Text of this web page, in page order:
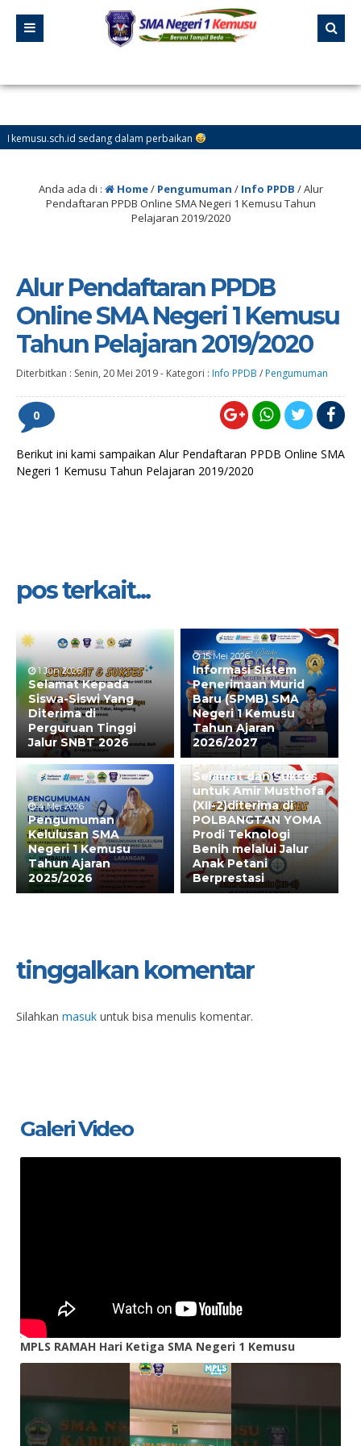
sedang dalam perbaikan
Anda ada di : Home/ Pengumuman / Info PPDB /Alur
Pendaftaran PPDB Online SMA Negeri 1 Kemusu Tahun
Pelajaran 2019/2020
Alur Pendaftaran PPDB
Online SMA Negeri 1 Kemusu
Tahun Pelajaran 2019/2020
Diterbitkan : Senin, 20 Mei 2019- Kategori : Info PPDB / Pengumuman
0
Berikut ini kami sampaikan Alur Pendaftaran PPDB Online SMA
Negeri 1 Kemusu Tahun Pelajaran 2019/2020
pos terkait...
1 Jun 2026
Selamat Kepada
Siswa-Siswi Yang
Diterima di
Perguruan Tinggi
Jalur SNBT 2026
15 Mei 2026
Informasi Sistem
Penerimaan Murid
Baru (SPMB) SMA
Negeri 1 Kemusu
Tahun Ajaran
2026/2027
4 Mei 2026
Pengumuman
Kelulusan SMA
Negeri 1 Kemusu
Tahun Ajaran
2025/2026
27 Apr 2026
Selamat dan Sukses
untuk Amir Musthofa
(XII-2)diterima di
POLBANGTAN YOMA
Prodi Teknologi
Benih melalui Jalur
Anak Petani
Berprestasi
tinggalkan komentar
Silahkan masuk untuk bisa menulis komentar.
Galeri Video
MPLS RAMAH Hari Ketiga SMA Negeri 1 Kemusu